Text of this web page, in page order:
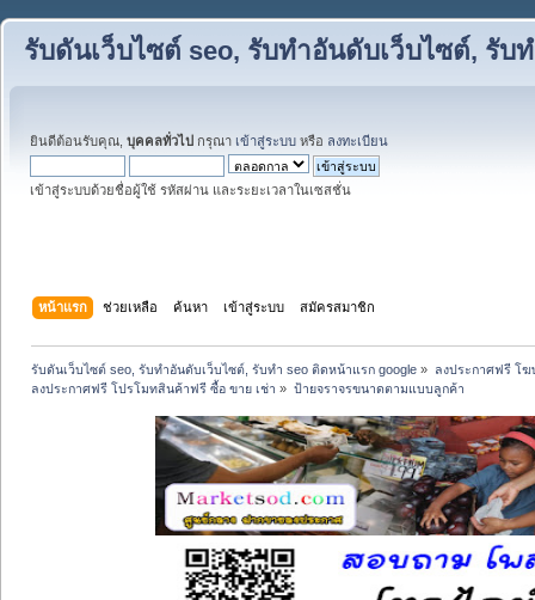
รับดันเว็บไซต์ seo, รับทำอันดับเว็บไซต์, รับ
ยินดีต้อนรับคุณ, บุคคลทั่วไป กรุณา เข้าสู่ระบบ หรือ ลงทะเบียน
เข้าสู่ระบบด้วยชื่อผู้ใช้ รหัสผ่าน และระยะเวลาในเซสชั่น
หน้าแรก ช่วยเหลือ ค้นหา เข้าสู่ระบบ สมัครสมาชิก
รับดันเว็บไซต์ seo, รับทำอันดับเว็บไซต์, รับทำ seo ติดหน้าแรก google » ลงประกาศฟรี โ
ลงประกาศฟรี โปรโมทสินค้าฟรี ซื้อ ขาย เช่า » ป้ายจราจรขนาดตามแบบลูกค้า